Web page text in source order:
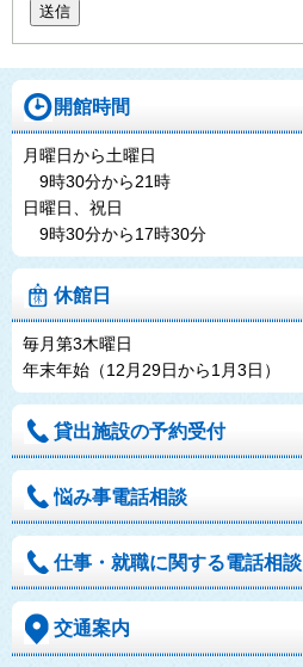
送信
開館時間
月曜日から土曜日
9時30分から21時
日曜日、祝日
9時30分から17時30分
休館日
毎月第3木曜日
年末年始（12月29日から1月3日）
貸出施設の予約受付
悩み事電話相談
仕事・就職に関する電話相談
交通案内